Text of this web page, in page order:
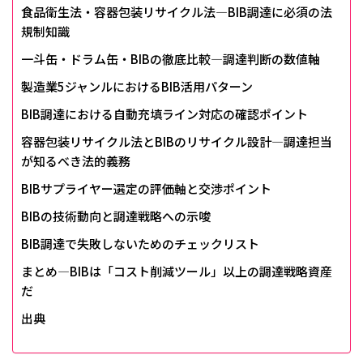
食品衛生法・容器包装リサイクル法―BIB調達に必須の法
規制知識
一斗缶・ドラム缶・BIBの徹底比較―調達判断の数値軸
製造業5ジャンルにおけるBIB活用パターン
BIB調達における自動充填ライン対応の確認ポイント
容器包装リサイクル法とBIBのリサイクル設計―調達担当
が知るべき法的義務
BIBサプライヤー選定の評価軸と交渉ポイント
BIBの技術動向と調達戦略への示唆
BIB調達で失敗しないためのチェックリスト
まとめ―BIBは「コスト削減ツール」以上の調達戦略資産
だ
出典